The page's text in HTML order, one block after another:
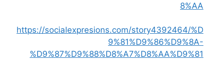
8%AA
https://socialexpresions.com/story4392464/%D
9%81%D9%86%D9%8A-
%D9%87%D9%88%D8%A7%D8%AA%D9%81